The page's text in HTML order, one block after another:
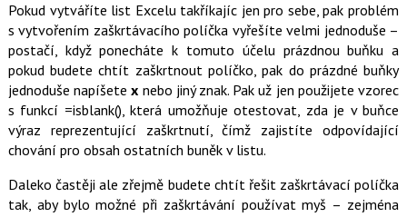
Pokud vytváříte list Excelu takříkajíc jen pro sebe, pak problém
s vytvořením zaškrtávacího políčka vyřešíte velmi jednoduše –
postačí, když ponecháte k tomuto účelu prázdnou buňku a
pokud budete chtít zaškrtnout políčko, pak do prázdné buňky
jednoduše napíšetex nebo jiný znak. Pak už jen použijete vzorec
s funkcí =isblank(), která umožňuje otestovat, zda je v buňce
výraz reprezentující zaškrtnutí, čímž zajistíte odpovídající
chování pro obsah ostatních buněk v listu.
Daleko častěji ale zřejmě budete chtít řešit zaškrtávací políčka
tak, aby bylo možné při zaškrtávání používat myš – zejména